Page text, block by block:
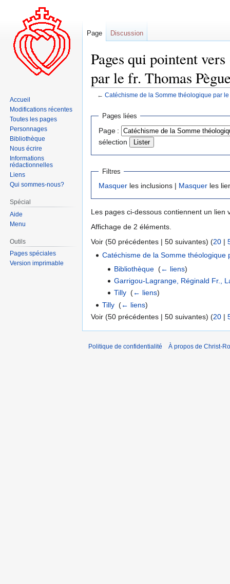
Pages qui pointent
par le fr. Thomas
← Catéchisme de la Somme théologique par le
Aller
navigation
Aller
recherche
Pages liées
Page :
sélection
Filtres
Masquer les inclusions | Masquer les
Les pages ci-dessous contiennent un lien
Affichage de 2 éléments.
Voir (50 précédentes | 50 suivantes) (20 |
Catéchisme de la Somme théologique
Bibliothèque‎ (← liens)
Garrigou-Lagrange, Réginald Fr.,
Tilly‎ (← liens)
Tilly ‎(← liens)
Voir (50 précédentes | 50 suivantes) (20 |
Page Discussion
Accueil
Modifications récentes
Toutes les pages
Personnages
Bibliothèque
Nous écrire
Informations
rédactionnelles
Liens
Qui sommes-nous?
Spécial
Aide
Menu
Outils
Pages spéciales
Version imprimable
Politique de confidentialité À propos de Christ-